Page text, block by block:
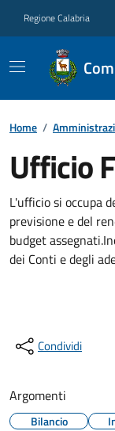
Regione Calabria
Home /
Ufficio
L'ufficio si occupa
previsione e del
budget
dei Conti e degli
Condividi
Argomenti
Bilancio